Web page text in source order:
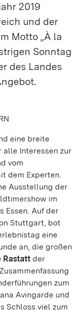
2019
und der
Motto „À la
Sonntag
des Landes
eine breite
alle Interessen zur
vom
dem Experten.
Ausstellung der
im
Essen. Auf der
Stuttgart, bot
eine
an, die großen
Rastatt der
zum
Avingarde und
Schloss viel zum